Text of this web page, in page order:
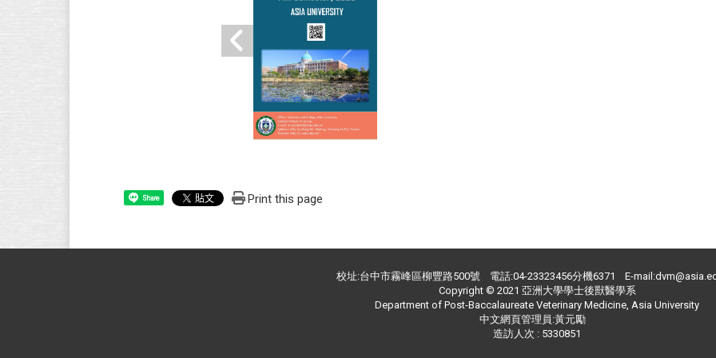
Share Print this page
校址:台中市霧峰區柳豐路500號 電話:04-23323456分機6371 E-
Copyright © 2021 亞洲大學學士後獸醫學系
Department of Post-Baccalaureate Veterinary Medicine, Asia University
中文網頁管理員:黃元勵
造訪人次 : 5330851